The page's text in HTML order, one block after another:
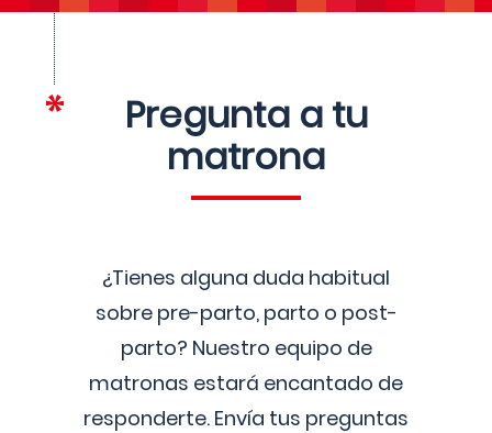
Pregunta a tu
matrona
¿Tienes alguna duda habitual
sobre pre-parto, parto o post-
parto? Nuestro equipo de
matronas estará encantado de
responderte. Envía tus preguntas